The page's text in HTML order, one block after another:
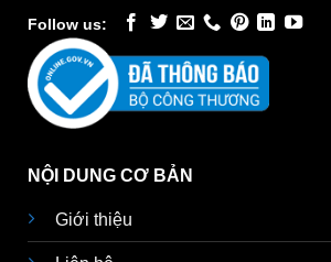
Follow us:
NỘI DUNG CƠ BẢN
Giới thiệu